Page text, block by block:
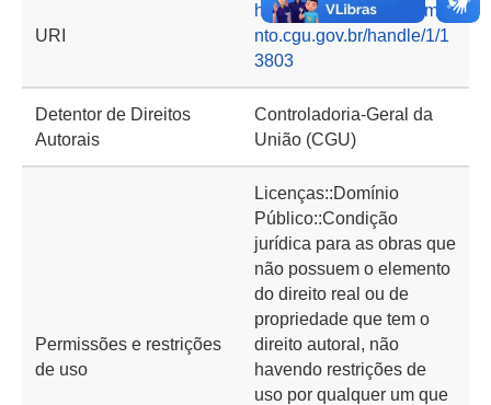
URI
https://basedeconhecime
nto.cgu.gov.br/handle/1/1
3803
Detentor de Direitos
Autorais
Controladoria-Geral da
União (CGU)
Permissões e restrições
de uso
Licenças::Domínio
Público::Condição
jurídica para as obras que
não possuem o elemento
do direito real ou de
propriedade que tem o
direito autoral, não
havendo restrições de
uso por qualquer um que